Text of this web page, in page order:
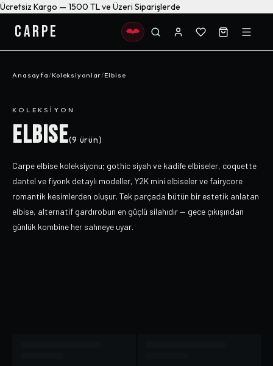
Ücretsiz Kargo — 1500 TL ve Üzeri Siparişlerde
CARPE
Anasayfa/Koleksiyonlar/Elbise
KOLEKSIYON
ELBISE(9 ürün)
Carpe elbise koleksiyonu; gothic siyah ve kadife elbiseler, coquette
dantel ve fiyonk detaylı modeller, Y2K mini elbiseler ve fairycore
romantik kesimlerden oluşur. Tek parçada bütün bir estetik anlatan
elbise, alternatif gardırobun en güçlü silahıdır — gece çıkışından
günlük kombine her sahneye uyar.